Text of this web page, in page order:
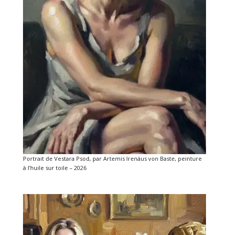
Portrait de Vestara Psod, par Artemis Irenäus von Baste, peinture
à l’huile sur toile – 2026